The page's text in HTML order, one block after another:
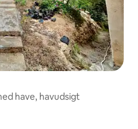
have, havudsigt